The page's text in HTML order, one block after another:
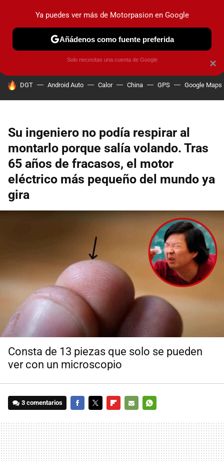
PRUEBAS COCHES ELÉCTRICOS OBSERVATORIO
HOY SE HABLA DE
DGT Android Auto Calor China GPS Google Maps
Su ingeniero no podía respirar al
montarlo porque salía volando. Tras
65 años de fracasos, el motor
eléctrico más pequeño del mundo ya
gira
Consta de 13 piezas que solo se pueden
ver con un microscopio
3 comentarios
MAIL
×
Ya puedes ver más de Motorpasion en Google
Añádenos como fuente preferida
Solo necesitas una cuenta de Google